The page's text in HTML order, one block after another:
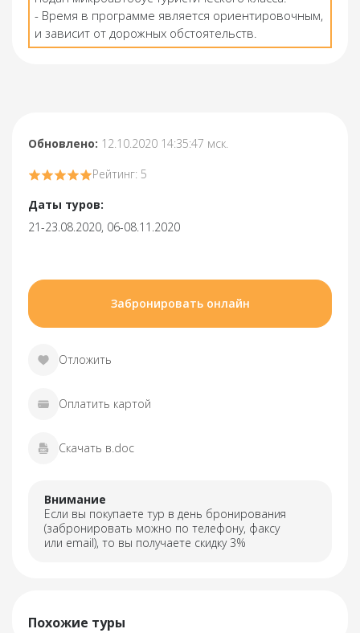
- Время в программе является ориентировочным,
и зависит от дорожных обстоятельств.
Обновлено: 12.10.2020 14:35:47 мск.
Рейтинг: 5
Даты туров:
21-23.08.2020, 06-08.11.2020
Забронировать онлайн
Отложить
Оплатить картой
Скачать в.doc
Внимание
Если вы покупаете тур в день бронирования
(забронировать можно по телефону, факсу
или email), то вы получаете скидку 3%
Похожие туры